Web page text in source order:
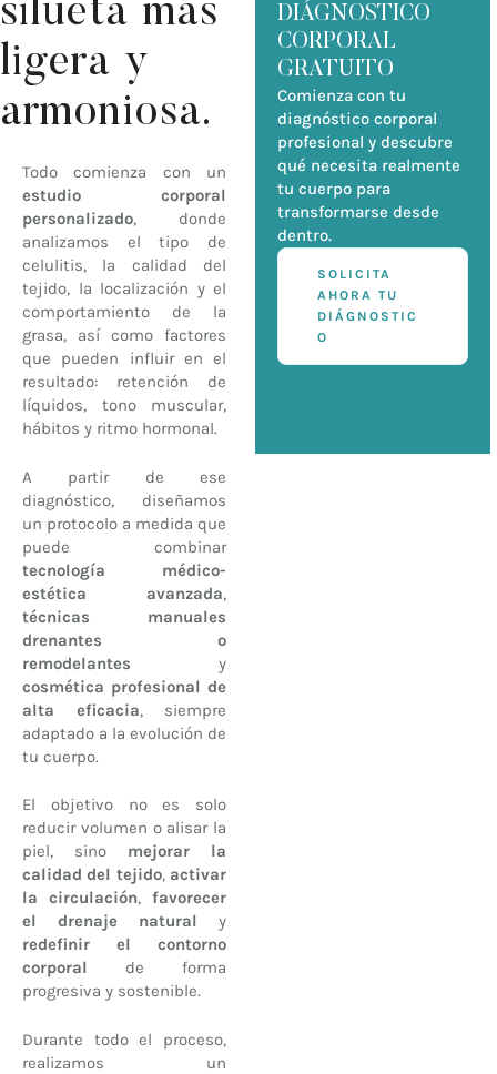
silueta más
ligera y
armoniosa.
Todo comienza con un
estudio corporal
personalizado, donde
analizamos el tipo de
celulitis, la calidad del
tejido, la localización y el
comportamiento de la
grasa, así como factores
que pueden influir en el
resultado: retención de
líquidos, tono muscular,
hábitos y ritmo hormonal.
A partir de ese
diagnóstico, diseñamos
un protocolo a medida que
puede combinar
tecnología médico-
estética avanzada,
técnicas manuales
drenantes o
remodelantes y
cosmética profesional de
alta eficacia, siempre
adaptado a la evolución de
tu cuerpo.
El objetivo no es solo
reducir volumen o alisar la
piel, sino mejorar la
calidad del tejido, activar
la circulación, favorecer
el drenaje natural
y
redefinir el contorno
corporal
de forma
progresiva y sostenible.
Durante todo el proceso,
realizamos un
DIÁGNOSTICO
CORPORAL
GRATUITO
Comienza con tu
diagnóstico corporal
profesional y descubre
qué necesita realmente
tu cuerpo para
transformarse desde
dentro.
SOLICITA
AHORA TU
DIÁGNOSTIC
O